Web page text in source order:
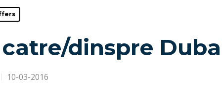
catre/dinspre
10-03-2016